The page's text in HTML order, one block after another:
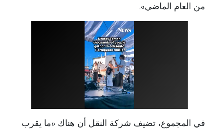
من العام الماضي».
في المجموع، تضيف شركة النقل أن هناك «ما يقرب